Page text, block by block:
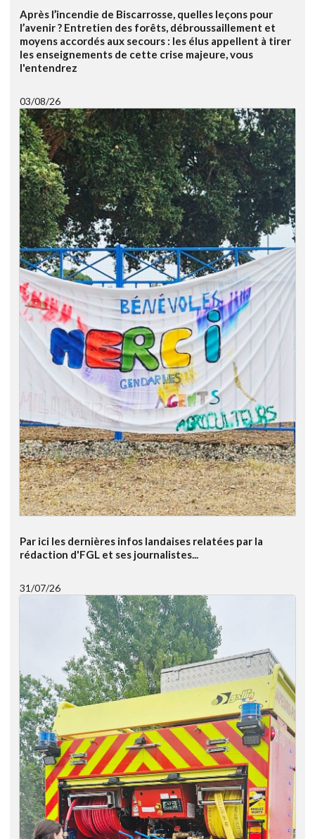
Après l’incendie de Biscarrosse, quelles leçons pour
l’avenir ? Entretien des forêts, débroussaillement et
moyens accordés aux secours : les élus appellent à tirer
les enseignements de cette crise majeure, vous
l'entendrez
03/08/26
Par ici les dernières infos landaises relatées par la
rédaction d'FGL et ses journalistes...
31/07/26